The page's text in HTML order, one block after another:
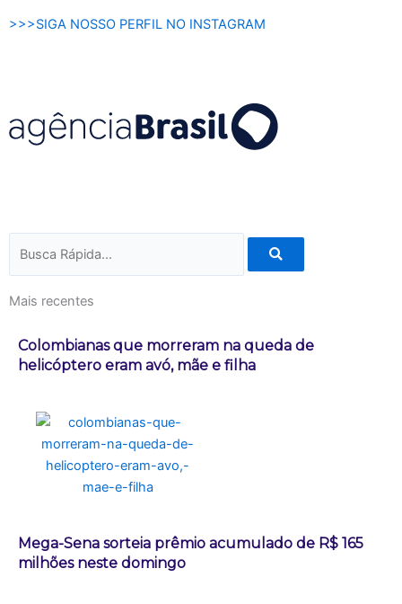
>>>SIGA NOSSO PERFIL NO INSTAGRAM
Mais recentes
Colombianas que morreram na queda de
helicóptero eram avó, mãe e filha
Mega-Sena sorteia prêmio acumulado de R$ 165
milhões neste domingo